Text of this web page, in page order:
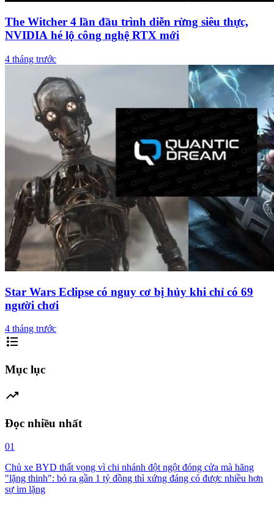
The Witcher 4 lần đầu trình diễn rừng siêu thực,
NVIDIA hé lộ công nghệ RTX mới
4 tháng trước
Star Wars Eclipse có nguy cơ bị hủy khi chỉ có 69
người chơi
4 tháng trước
format_list_bulleted
Mục lục
trending_up
Đọc nhiều nhất
01
Chủ xe BYD thất vọng vì chi nhánh đột ngột đóng cửa mà hãng
"lặng thinh": bỏ ra gần 1 tỷ đồng thì xứng đáng có được nhiều hơn
sự im lặng